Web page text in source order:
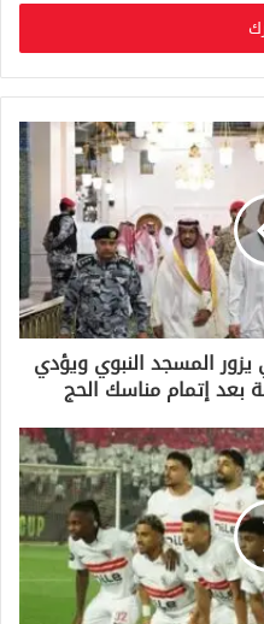
المسجد النبوي ويؤدي
بعد إتمام مناسك الحج